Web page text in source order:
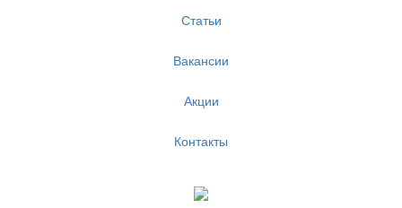
Статьи
Вакансии
Акции
Контакты